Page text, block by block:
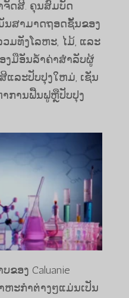
ຈັດສີ. ຄຸນສົມບັດ
ນສາມາດຖອດຊັ້ນຂອງ
ມທັງໂລຫະ, ໄມ້, ແລະ
ງມືອັນລ້ໍາຄ່າສໍາລັບຜູ້
ລະປັບປຸງໃຫມ່, ເຊັ່ນ
ການຟື້ນຟູຫຼືປັບປຸງ
ອງ Caluanie
າຫະກໍາຕ່າງໆແມ່ນເປັນ